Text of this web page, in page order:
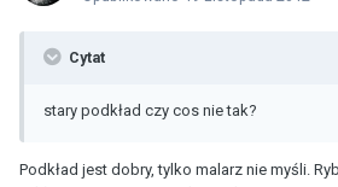
Cytat
stary podkład czy cos nie tak?
Podkład jest dobry, tylko malarz nie myśli.